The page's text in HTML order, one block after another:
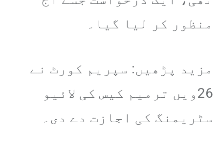
منظور کر لیا گیا۔
مزید پڑھیں: سپریم کورٹ نے
26ویں ترمیم کیس کی لائیو
سٹریمنگ کی اجازت دے دی۔